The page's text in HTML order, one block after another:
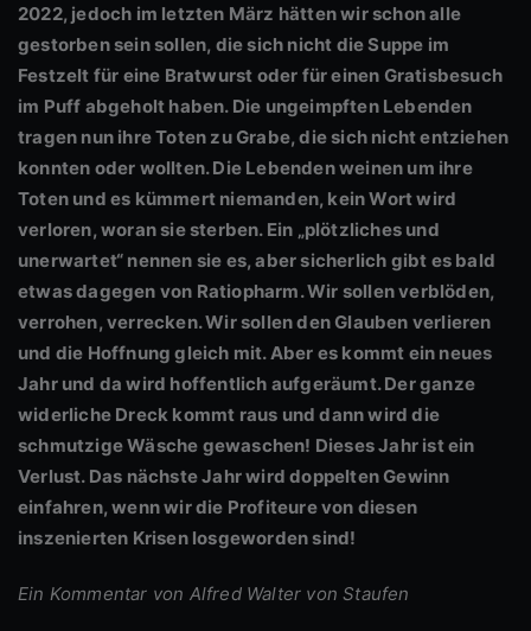
2022, jedoch im letzten März hätten wir schon alle
gestorben sein sollen, die sich nicht die Suppe im
Festzelt für eine Bratwurst oder für einen Gratisbesuch
im Puff abgeholt haben. Die ungeimpften Lebenden
tragen nun ihre Toten zu Grabe, die sich nicht entziehen
konnten oder wollten. Die Lebenden weinen um ihre
Toten und es kümmert niemanden, kein Wort wird
verloren, woran sie sterben. Ein „plötzliches und
unerwartet“ nennen sie es, aber sicherlich gibt es bald
etwas dagegen von Ratiopharm. Wir sollen verblöden,
verrohen, verrecken. Wir sollen den Glauben verlieren
und die Hoffnung gleich mit. Aber es kommt ein neues
Jahr und da wird hoffentlich aufgeräumt. Der ganze
widerliche Dreck kommt raus und dann wird die
schmutzige Wäsche gewaschen! Dieses Jahr ist ein
Verlust. Das nächste Jahr wird doppelten Gewinn
einfahren, wenn wir die Profiteure von diesen
inszenierten Krisen losgeworden sind!
Ein Kommentar von Alfred Walter von Staufen